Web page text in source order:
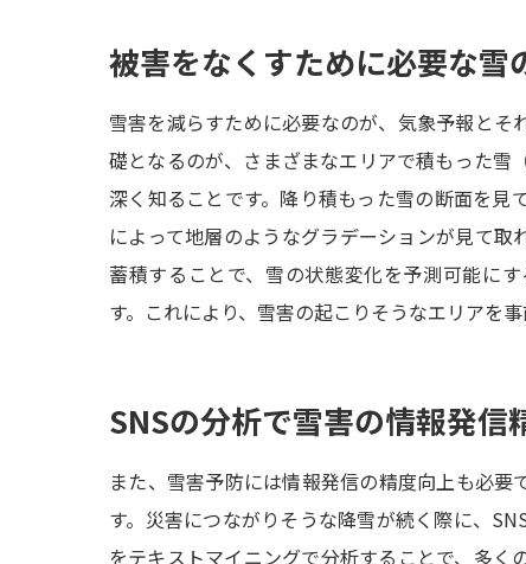
被害をなくすために必要な雪
雪害を減らすために必要なのが、気象予報と
礎となるのが、さまざまなエリアで積もった雪
深く知ることです。降り積もった雪の断面を
によって地層のようなグラデーションが見て
蓄積することで、雪の状態変化を予測可能に
す。これにより、雪害の起こりそうなエリアを事
SNSの分析で雪害の情報発信
また、雪害予防には情報発信の精度向上も必
す。災害につながりそうな降雪が続く際に、
をテキストマイニングで分析することで、多く